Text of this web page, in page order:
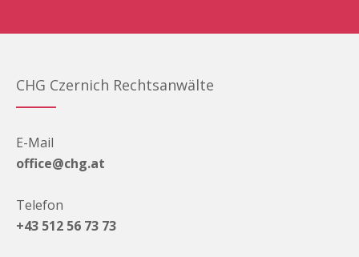
CHG Czernich Rechtsanwälte
E-Mail
office@chg.at
Telefon
+43 512 56 73 73